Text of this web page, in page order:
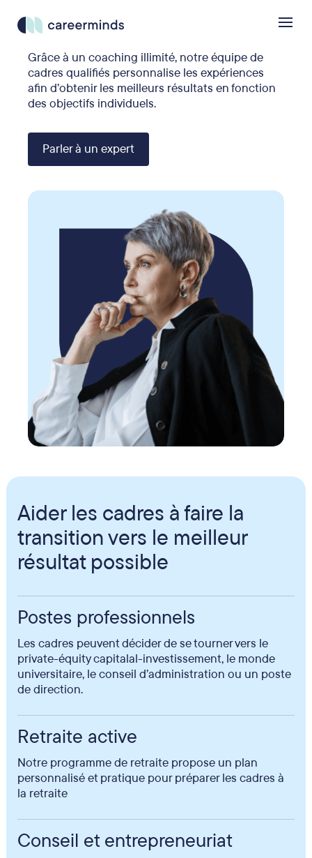
Grâce à un coaching illimité, notre équipe de
cadres qualifiés personnalise les expériences
afin d’obtenir les meilleurs résultats en fonction
des objectifs individuels.
Parler à un expert
Aider les cadres à faire la
transition vers le meilleur
résultat possible
Postes professionnels
Les cadres peuvent décider de se tourner vers le
private-équity capitalal-investissement, le monde
universitaire, le conseil d’administration ou un poste
de direction.
Retraite active
Notre programme de retraite propose un plan
personnalisé et pratique pour préparer les cadres à
la retraite
Conseil et entrepreneuriat